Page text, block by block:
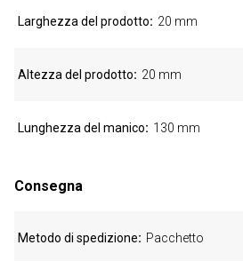
Larghezza del prodotto 20 mm
Altezza del prodotto 20 mm
Lunghezza del manico 130 mm
Consegna
Metodo di spedizione Pacchetto